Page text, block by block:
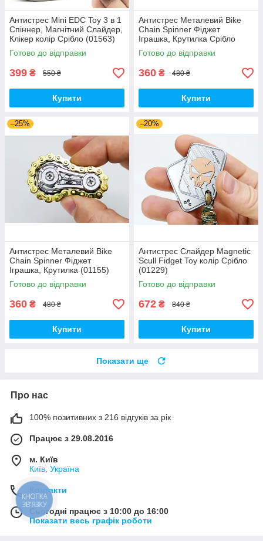
Антистрес Mini EDC Toy 3 в 1
Спіннер, Магнітний Слайдер,
Клікер колір Срібло (01563)
Готово до відправки
399 ₴ 550 ₴
Купити
Антистрес Металевий Bike
Chain Spinner Фіджет
Іграшка, Крутилка Срібло
(01154)
Готово до відправки
360 ₴ 480 ₴
Купити
–25%
Антистрес Металевий Bike
Chain Spinner Фіджет
Іграшка, Крутилка (01155)
Готово до відправки
360 ₴ 480 ₴
Купити
–20%
Антистрес Слайдер Magnetic
Scull Fidget Toy колір Срібло
(01229)
Готово до відправки
672 ₴ 840 ₴
Купити
Показати ще
Про нас
100% позитивних з 216 відгуків за рік
Працює з 29.08.2016
м. Київ
Київ, Україна
Контакти
Сьогодні працює з 10:00 до 16:00
Показати весь графік роботи
КНОПКА
ЗВ'ЯЗКУ